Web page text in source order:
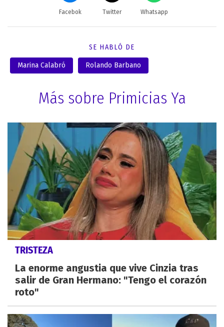
Facebok Twitter Whatsapp
SE HABLÓ DE
Marina Calabró Rolando Barbano
Más sobre Primicias Ya
TRISTEZA
La enorme angustia que vive Cinzia tras
salir de Gran Hermano: "Tengo el corazón
roto"